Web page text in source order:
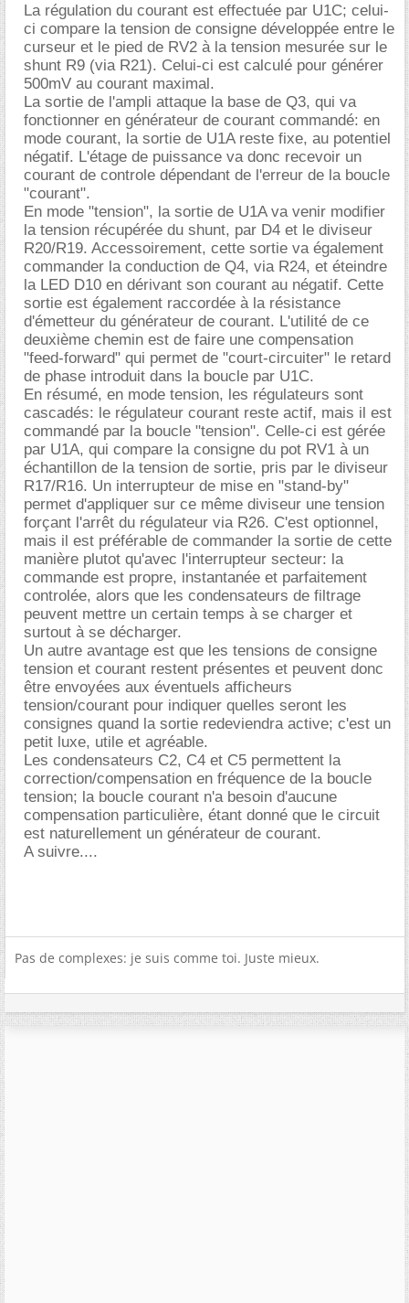
La régulation du courant est effectuée par U1C; celui-
ci compare la tension de consigne développée entre le
curseur et le pied de RV2 à la tension mesurée sur le
shunt R9 (via R21). Celui-ci est calculé pour générer
500mV au courant maximal.
La sortie de l'ampli attaque la base de Q3, qui va
fonctionner en générateur de courant commandé: en
mode courant, la sortie de U1A reste fixe, au potentiel
négatif. L'étage de puissance va donc recevoir un
courant de controle dépendant de l'erreur de la boucle
"courant".
En mode "tension", la sortie de U1A va venir modifier
la tension récupérée du shunt, par D4 et le diviseur
R20/R19. Accessoirement, cette sortie va également
commander la conduction de Q4, via R24, et éteindre
la LED D10 en dérivant son courant au négatif. Cette
sortie est également raccordée à la résistance
d'émetteur du générateur de courant. L'utilité de ce
deuxième chemin est de faire une compensation
"feed-forward" qui permet de "court-circuiter" le retard
de phase introduit dans la boucle par U1C.
En résumé, en mode tension, les régulateurs sont
cascadés: le régulateur courant reste actif, mais il est
commandé par la boucle "tension". Celle-ci est gérée
par U1A, qui compare la consigne du pot RV1 à un
échantillon de la tension de sortie, pris par le diviseur
R17/R16. Un interrupteur de mise en "stand-by"
permet d'appliquer sur ce même diviseur une tension
forçant l'arrêt du régulateur via R26. C'est optionnel,
mais il est préférable de commander la sortie de cette
manière plutot qu'avec l'interrupteur secteur: la
commande est propre, instantanée et parfaitement
controlée, alors que les condensateurs de filtrage
peuvent mettre un certain temps à se charger et
surtout à se décharger.
Un autre avantage est que les tensions de consigne
tension et courant restent présentes et peuvent donc
être envoyées aux éventuels afficheurs
tension/courant pour indiquer quelles seront les
consignes quand la sortie redeviendra active; c'est un
petit luxe, utile et agréable.
Les condensateurs C2, C4 et C5 permettent la
correction/compensation en fréquence de la boucle
tension; la boucle courant n'a besoin d'aucune
compensation particulière, étant donné que le circuit
est naturellement un générateur de courant.
A suivre....
Pas de complexes: je suis comme toi. Juste mieux.